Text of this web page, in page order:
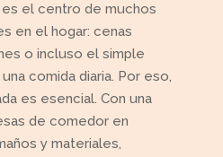
el centro de muchos
en el hogar: cenas
o incluso el simple
comida diaria. Por eso,
es esencial. Con una
de comedor en
y materiales,